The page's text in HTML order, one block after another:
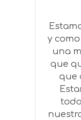
y
una
que
que